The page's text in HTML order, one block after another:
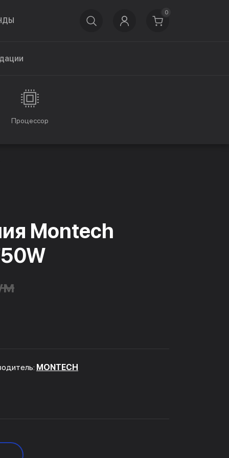
0
Процессор
Montech
MONTECH